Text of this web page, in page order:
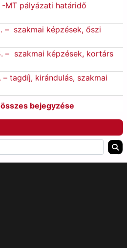
-MT pályázati határidő
– szakmai képzések, őszi
– szakmai képzések, kortárs
– tagdíj, kirándulás, szakmai
bejegyzése